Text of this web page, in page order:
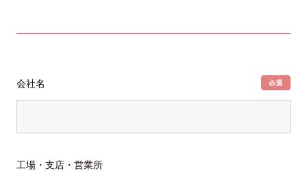
会社名
工場・支店・営業所